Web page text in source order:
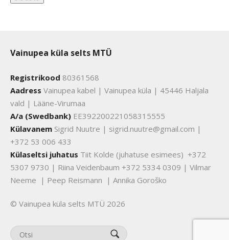
Vainupea küla selts MTÜ
Registrikood 80361568
Aadress Vainupea kabel | Vainupea küla | 45446 Haljala
vald | Lääne-Virumaa
A/a (Swedbank) EE392200221058315555
Külavanem Sigrid Nuutre | sigrid.nuutre@gmail.com |
+372 53 006 433
Külaseltsi juhatus Tiit Kolde (juhatuse esimees) +372
5307 9730 | Riina Veidenbaum +372 5334 0309 | Vilmar
Neeme | Peep Reismann | Annika Goroško
© Vainupea küla selts MTÜ 2026